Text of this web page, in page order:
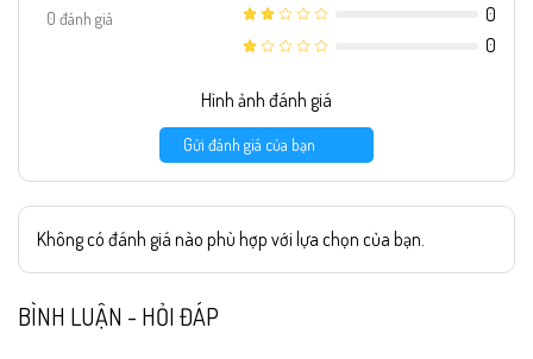
0 đánh giá
0
0
Hình ảnh đánh giá
Gửi đánh giá của bạn
Không có đánh giá nào phù hợp với lựa chọn của bạn.
BÌNH LUẬN - HỎI ĐÁP